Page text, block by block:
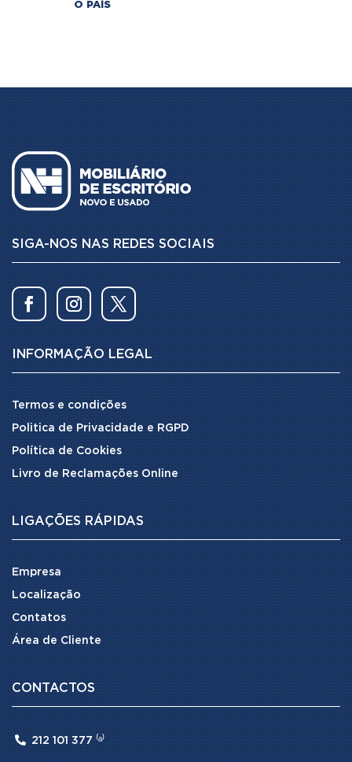
O PAÍS
SIGA-NOS NAS REDES SOCIAIS
INFORMAÇÃO LEGAL
Termos e condições
Politica de Privacidade e RGPD
Política de Cookies
Livro de Reclamações Online
LIGAÇÕES RÁPIDAS
Empresa
Localização
Contatos
Área de Cliente
CONTACTOS
 212 101 377 ⁽ᵃ⁾